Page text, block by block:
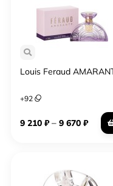
Louis Feraud
+92
9 210 ₽– 9 670 ₽